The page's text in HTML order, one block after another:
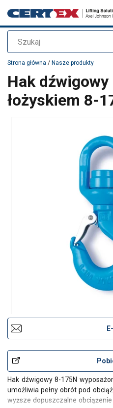
Szukaj
Dodano do zapytania
Strona główna / Nasze produkty
Hak
łożyskiem 8-
Hak dźwigowy 8-175N
umożliwia pełny obrót pod
wyższe dopuszczalne